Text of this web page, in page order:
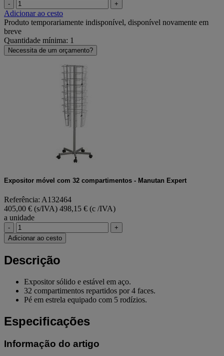
- +
Adicionar ao cesto
Produto temporariamente indisponível, disponível novamente em
breve
Quantidade mínima: 1
Necessita de um orçamento?
Expositor móvel com 32 compartimentos - Manutan Expert
Referência: A132464
405,00 € (s/IVA) 498,15 € (c /IVA)
a unidade
-
+
Adicionar ao cesto
Descrição
Expositor sólido e estável em aço.
32 compartimentos repartidos por 4 faces.
Pé em estrela equipado com 5 rodízios.
Especificações
Informação do artigo